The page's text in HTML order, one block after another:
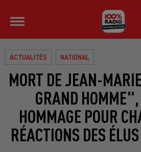
ACTUALITÉS NATIONAL
MORT DE JEAN-
GRAND
HOMMAGE POUR
RÉACTIONS DES